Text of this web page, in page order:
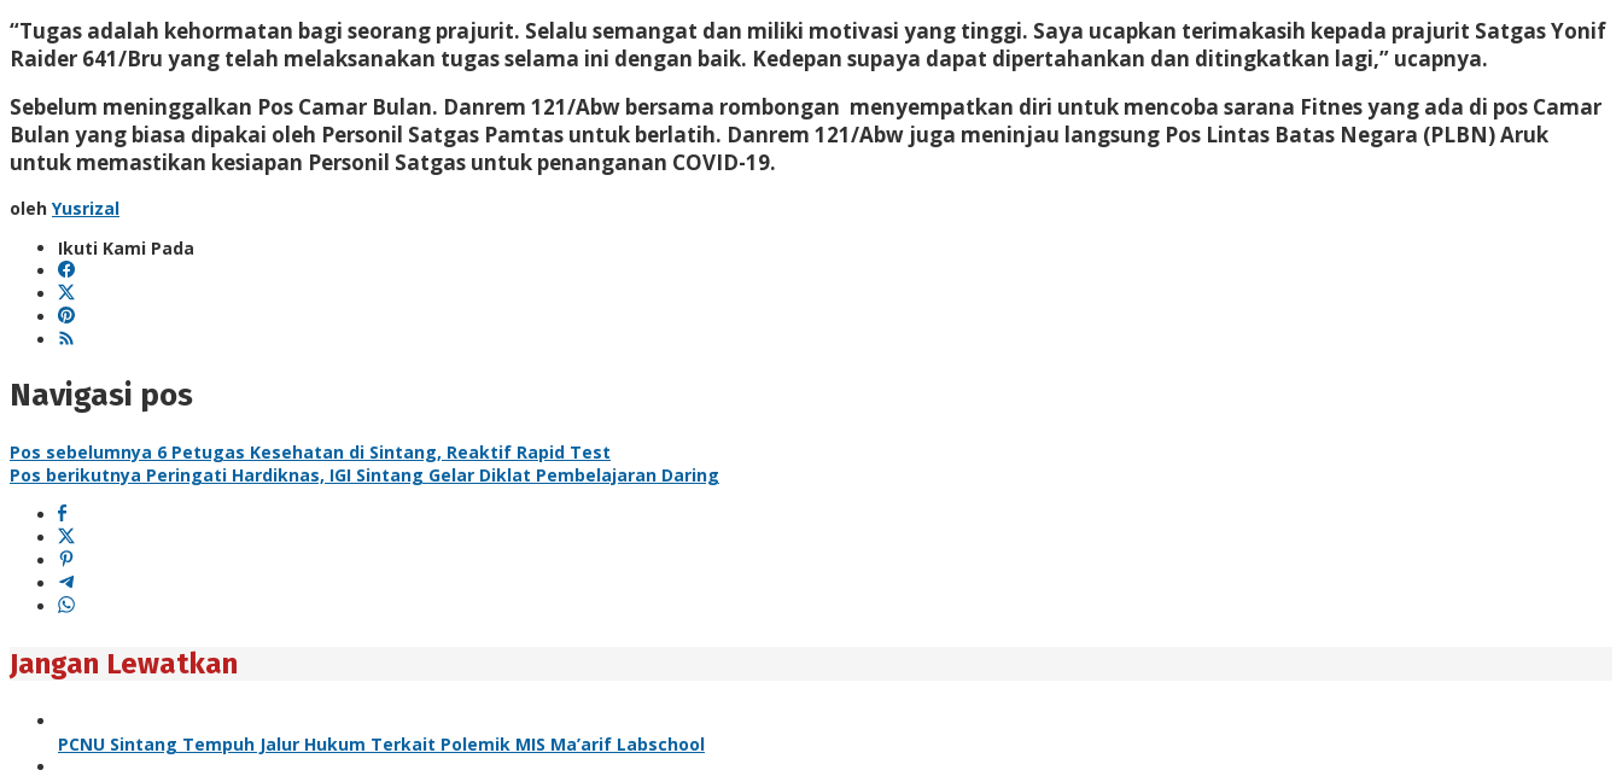
“Tugas adalah kehormatan bagi seorang prajurit. Selalu semangat dan miliki motivasi yang tinggi. Saya ucapkan terimakasih kepada prajurit Satgas Yonif
Raider 641/Bru yang telah melaksanakan tugas selama ini dengan baik. Kedepan supaya dapat dipertahankan dan ditingkatkan lagi,” ucapnya.
Sebelum meninggalkan Pos Camar Bulan. Danrem 121/Abw bersama rombongan menyempatkan diri untuk mencoba sarana Fitnes yang ada di pos Camar
Bulan yang biasa dipakai oleh Personil Satgas Pamtas untuk berlatih. Danrem 121/Abw juga meninjau langsung Pos Lintas Batas Negara (PLBN) Aruk
untuk memastikan kesiapan Personil Satgas untuk penanganan COVID-19.
oleh Yusrizal
Ikuti Kami Pada
Navigasi pos
Pos sebelumnya 6 Petugas Kesehatan di Sintang, Reaktif Rapid Test
Pos berikutnya Peringati Hardiknas, IGI Sintang Gelar Diklat Pembelajaran Daring
Jangan Lewatkan
PCNU Sintang Tempuh Jalur Hukum Terkait Polemik MIS Ma’arif Labschool